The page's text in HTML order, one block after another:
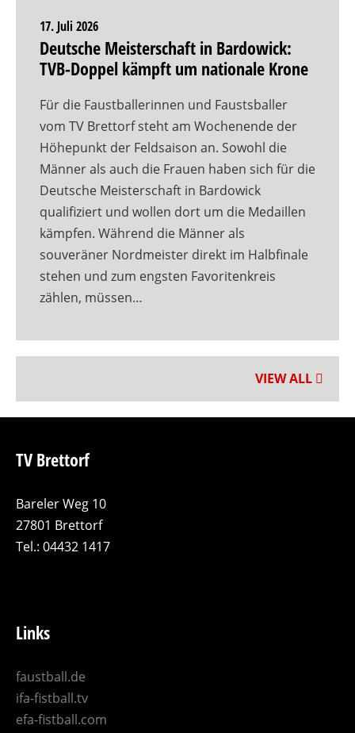
17. Juli 2026
Deutsche Meisterschaft in Bardowick:
TVB-Doppel kämpft um nationale Krone
Für die Faustballerinnen und Faustsballer
vom TV Brettorf steht am Wochenende der
Höhepunkt der Feldsaison an. Sowohl die
Männer als auch die Frauen haben sich für die
Deutsche Meisterschaft in Bardowick
qualifiziert und wollen dort um die Medaillen
kämpfen. Während die Männer als
souveräner Nordmeister direkt im Halbfinale
stehen und zum engsten Favoritenkreis
zählen, müssen…
VIEW ALL
TV Brettorf
Bareler Weg 10
27801 Brettorf
Tel.: 04432 1417
Links
faustball.de
ifa-fistball.tv
efa-fistball.com